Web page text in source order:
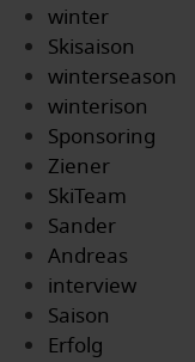
winter
Skisaison
winterseason
winterison
Sponsoring
Ziener
SkiTeam
Sander
Andreas
interview
Saison
Erfolg